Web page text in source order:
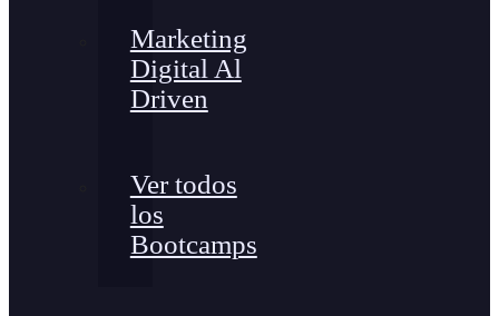
Marketing
Digital Al
Driven
Ver todos
los
Bootcamps